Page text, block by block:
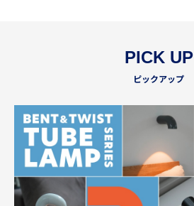
PICK UP
ピックアップ